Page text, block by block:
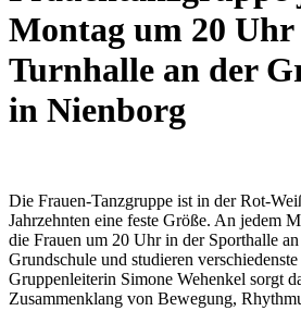
Montag um 20
Turnhalle an der
in Nienborg
Die Frauen-Tanzgruppe ist in der Rot-
Jahrzehnten eine feste Größe. An jedem
die Frauen um 20 Uhr in der Sporthalle
Grundschule und studieren
Gruppenleiterin Simone Wehenkel sorgt
Zusammenklang von Bewegung,